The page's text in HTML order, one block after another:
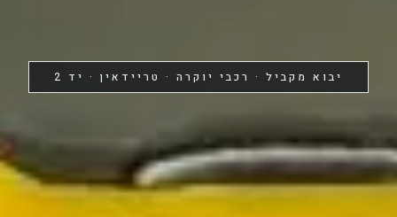
יבוא מקביל · רכבי יוקרה · טריידאין · יד 2